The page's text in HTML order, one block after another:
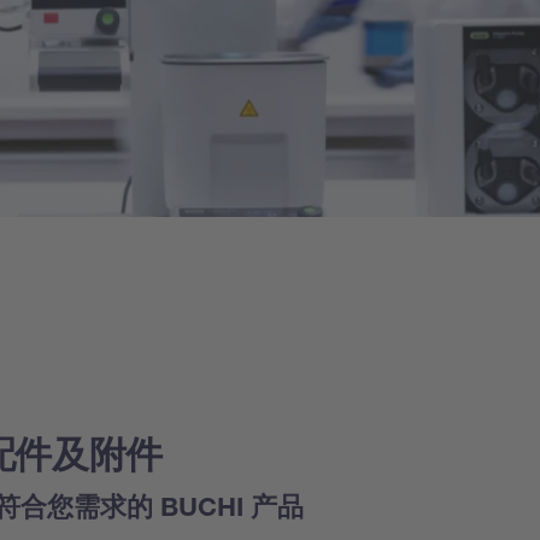
件及附件
合您需求的 BUCHI 产品